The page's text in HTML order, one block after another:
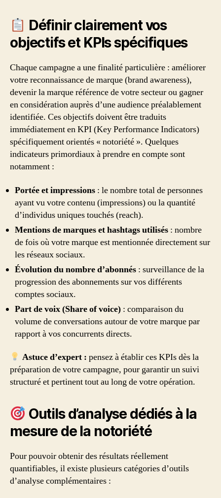
Définir clairement vos
objectifs et KPIs spécifiques
Chaque campagne a une finalité particulière : améliorer
votre reconnaissance de marque (brand awareness),
devenir la marque référence de votre secteur ou gagner
en considération auprès d’une audience préalablement
identifiée. Ces objectifs doivent être traduits
immédiatement en KPI (Key Performance Indicators)
spécifiquement orientés « notoriété ». Quelques
indicateurs primordiaux à prendre en compte sont
notamment :
Portée et impressions : le nombre total de personnes
ayant vu votre contenu (impressions) ou la quantité
d’individus uniques touchés (reach).
Mentions de marques et hashtags utilisés : nombre
de fois où votre marque est mentionnée directement sur
les réseaux sociaux.
Évolution du nombre d’abonnés : surveillance de la
progression des abonnements sur vos différents
comptes sociaux.
Part de voix (Share of voice) : comparaison du
volume de conversations autour de votre marque par
rapport à vos concurrents directs.
Astuce d’expert : pensez à établir ces KPIs dès la
préparation de votre campagne, pour garantir un suivi
structuré et pertinent tout au long de votre opération.
Outils d’analyse dédiés à la
mesure de la notoriété
Pour pouvoir obtenir des résultats réellement
quantifiables, il existe plusieurs catégories d’outils
d’analyse complémentaires :